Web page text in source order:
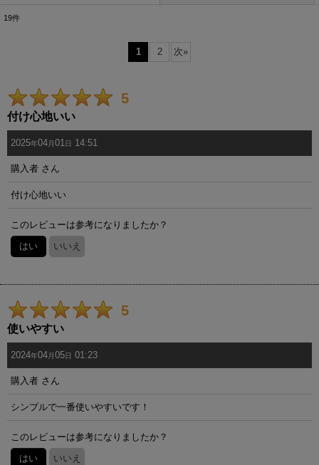
画像 :
星の数:
絞り込む
19件
1 2 次»
5
付け心地いい
2025年04月 01 日 14:51
購入者 さん
付け心地いい
このレビューは参考になりましたか？
はい いいえ
5
使いやすい
2024年04月 05日 01:23
購入者 さん
シンプルで一番使いやすいです！
このレビューは参考になりましたか？
はい いいえ